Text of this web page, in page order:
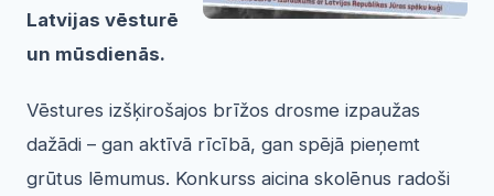
Latvijas vēsturē
un mūsdienās.
Vēstures izšķirošajos brīžos drosme izpaužas
dažādi – gan aktīvā rīcībā, gan spējā pieņemt
grūtus lēmumus. Konkurss aicina skolēnus radoši